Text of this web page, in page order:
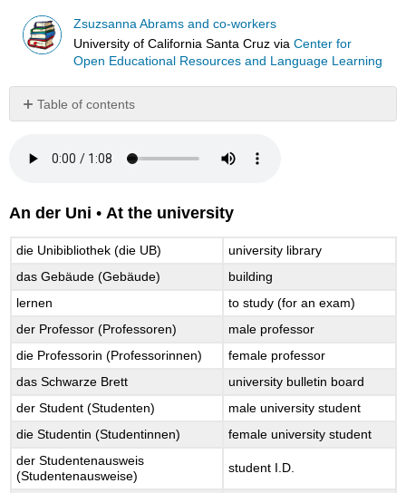
Zsuzsanna Abrams and co-workers
University of California Santa Cruz viaCenter for
Open Educational Resources and Language Learning
Table of contents
No
An der Uni • At the university
die Unibibliothek (die UB)
university library
das Gebäude (Gebäude)
building
lernen
to study (for an exam)
der Professor (Professoren)
male professor
die Professorin (Professorinnen)
female professor
das Schwarze Brett
university bulletin board
der Student (Studenten)
male university student
die Studentin (Studentinnen)
female university student
der Studentenausweis
(Studentenausweise)
student I.D.